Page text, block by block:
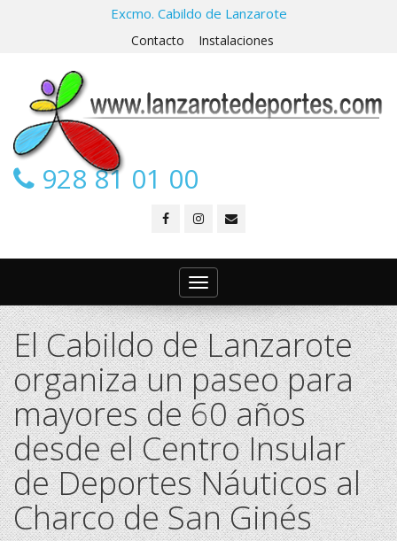
Excmo. Cabildo de Lanzarote
Contacto Instalaciones
928 81 01 00
Toggle
navigation
El Cabildo de Lanzarote
organiza un paseo para
mayores de 60 años
desde el Centro Insular
de Deportes Náuticos al
Charco de San Ginés